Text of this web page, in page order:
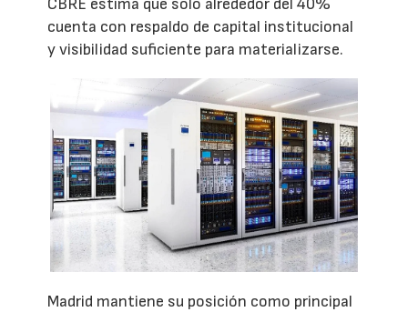
CBRE estima que solo alrededor del 40%
cuenta con respaldo de capital institucional
y visibilidad suficiente para materializarse.
Madrid mantiene su posición como principal